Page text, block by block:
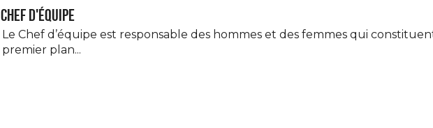
Chef d'équipe
Le Chef d’équipe est responsable des hommes et des femmes qui
premier plan...